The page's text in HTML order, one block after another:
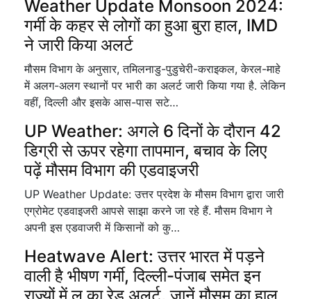
Weather Update Monsoon 2024:
गर्मी के कहर से लोगों का हुआ बुरा हाल, IMD
ने जारी किया अलर्ट
मौसम विभाग के अनुसार, तमिलनाडु-पुडुचेरी-कराइकल, केरल-माहे
में अलग-अलग स्थानों पर भारी का अलर्ट जारी किया गया है. लेकिन
वहीं, दिल्ली और इसके आस-पास सटे…
UP Weather: अगले 6 दिनों के दौरान 42
डिग्री से ऊपर रहेगा तापमान, बचाव के लिए
पढ़ें मौसम विभाग की एडवाइजरी
UP Weather Update: उत्तर प्रदेश के मौसम विभाग द्वारा जारी
एग्रोमेट एडवाइजरी आपसे साझा करने जा रहे हैं. मौसम विभाग ने
अपनी इस एडवाजरी में किसानों को कु…
Heatwave Alert: उत्तर भारत में पड़ने
वाली है भीषण गर्मी, दिल्ली-पंजाब समेत इन